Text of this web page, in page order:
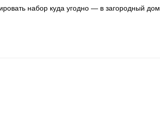
набор куда угодно — в загородный дом,